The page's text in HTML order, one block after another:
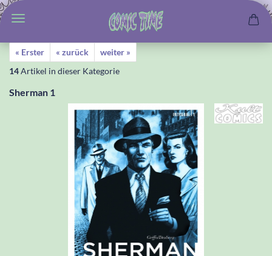
« Erster « zurück
weiter »
14Artikel in dieser Kategorie
Sherman 1